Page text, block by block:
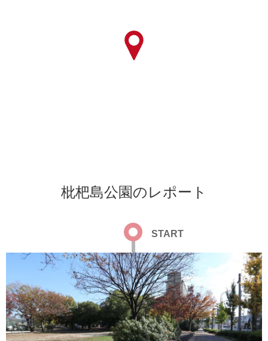
枇杷島公園のレポート
START